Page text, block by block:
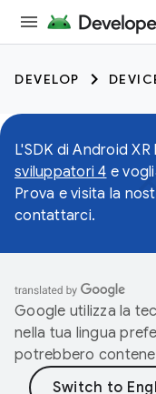
DEVELOP
L'SDK di Android XR
sviluppatori 4 e
Prova e visita la
contattarci.
Google utilizza la
nella tua lingua
potrebbero